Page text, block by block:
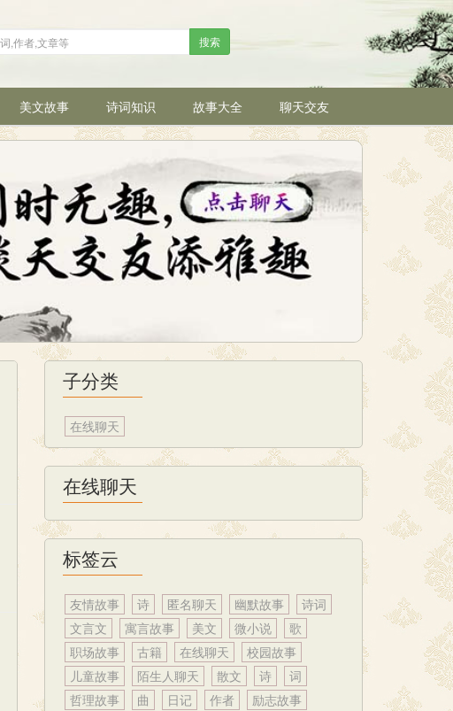
搜索
美文故事 诗词知识 故事大全 聊天交友
子分类
在线聊天
在线聊天
标签云
友情故事 诗 匿名聊天 幽默故事
诗词
文言文
寓言故事 美文 微小说
歌
职场故事
古籍 在线聊天
校园故事
儿童故事
陌生人聊天 散文 诗
词
哲理故事
曲 日记 作者
励志故事